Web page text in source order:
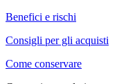
Benefici e rischi
Consigli per gli acquisti
Come conservare